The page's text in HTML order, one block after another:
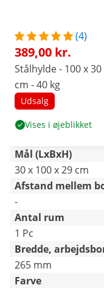
(4)
389,00 kr.
Stålhylde - 100 x 30
cm - 40 kg
Udsalg
Vises i øjeblikket
Mål (LxBxH)
30 x 100 x 29 cm
Afstand mellem
-
Antal rum
1 Pc
Bredde,
265 mm
Farve